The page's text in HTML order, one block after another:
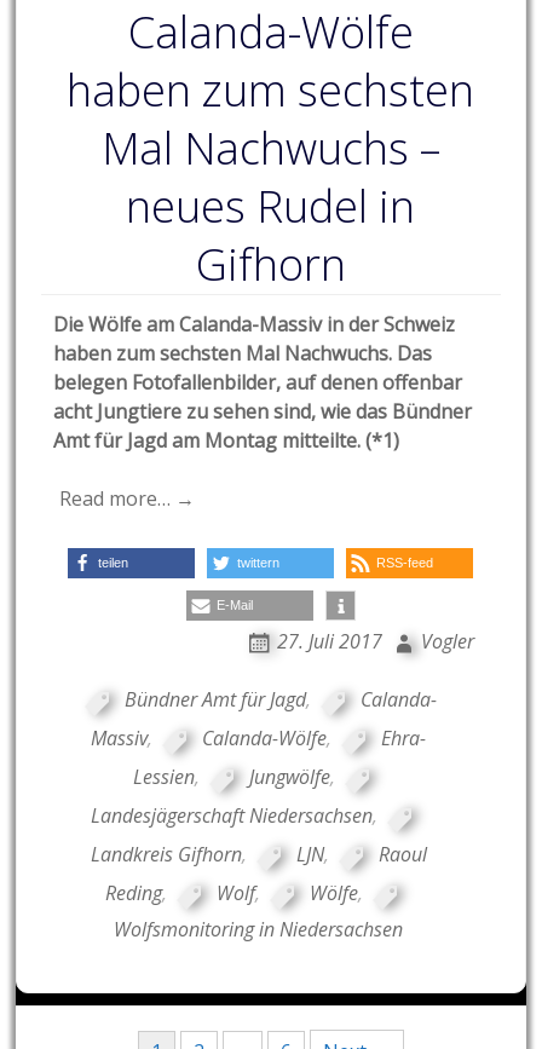
Calanda-Wölfe
haben zum sechsten
Mal Nachwuchs –
neues Rudel in
Gifhorn
Die Wölfe am Calanda-Massiv in der Schweiz
haben zum sechsten Mal Nachwuchs. Das
belegen Fotofallenbilder, auf denen offenbar
acht Jungtiere zu sehen sind, wie das Bündner
Amt für Jagd am Montag mitteilte. (*1)
Read more… →
teilen twittern RSS-feed
E-Mail
27. Juli 2017 Vogler
Bündner Amt für Jagd,
Calanda-
Massiv, Calanda-Wölfe,
Ehra-
Lessien, Jungwölfe,
Landesjägerschaft Niedersachsen,
Landkreis Gifhorn, LJN,
Raoul
Reding, Wolf, Wölfe,
Wolfsmonitoring in Niedersachsen